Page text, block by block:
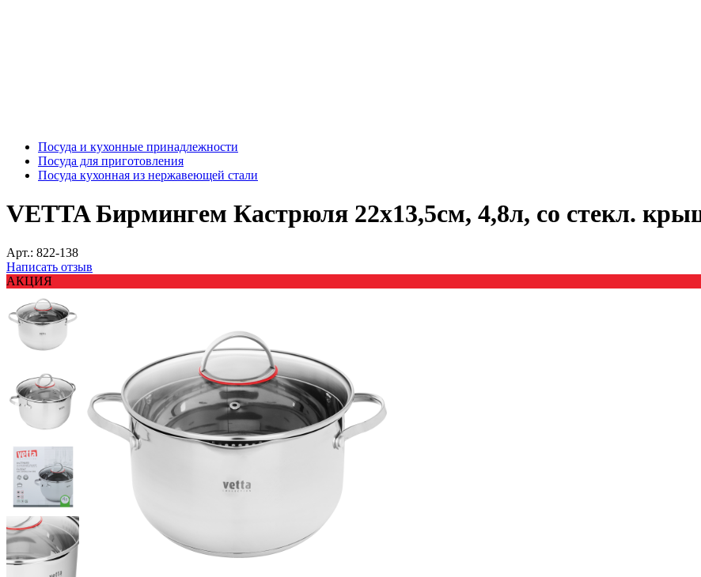
Посуда и кухонные принадлежности
Посуда для приготовления
Посуда кухонная из нержавеющей стали
VETTA Бирмингем Кастрюля 22х13,5см, 4,8л, со стекл.
Арт.: 822-138
Написать отзыв
АКЦИЯ